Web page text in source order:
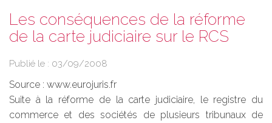
Les conséquences de la réforme
de la carte judiciaire sur le RCS
Publié le : 03/09/2008
Source : www.eurojuris.fr
Suite à la réforme de la carte judiciaire, le registre du
commerce et des sociétés de plusieurs tribunaux de